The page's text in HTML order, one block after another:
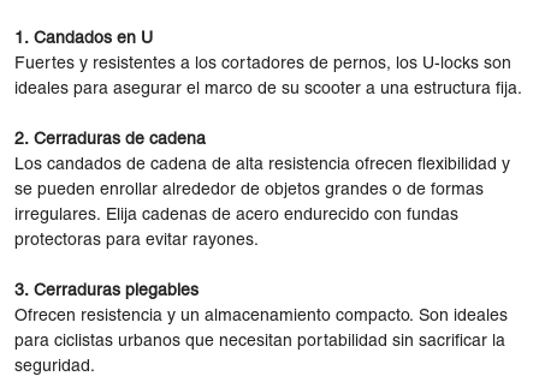
1. Candados en U
Fuertes y resistentes a los cortadores de pernos, los U-locks son
ideales para asegurar el marco de su scooter a una estructura fija.
2. Cerraduras de cadena
Los candados de cadena de alta resistencia ofrecen flexibilidad y
se pueden enrollar alrededor de objetos grandes o de formas
irregulares. Elija cadenas de acero endurecido con fundas
protectoras para evitar rayones.
3. Cerraduras plegables
Ofrecen resistencia y un almacenamiento compacto. Son ideales
para ciclistas urbanos que necesitan portabilidad sin sacrificar la
seguridad.